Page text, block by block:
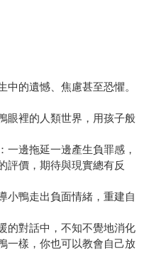
的遺憾、焦慮甚至恐懼。
眼裡的人類世界，用孩子般
一邊拖延一邊產生負罪感，
評價，期待與現實總有反
小鴨走出負面情緒，重建自
的對話中，不知不覺地消化
一樣，你也可以教會自己放